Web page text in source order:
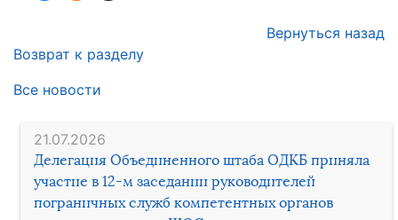
21.07.2026
Делегация Объединенного штаба ОДКБ приняла
участие в 12-м заседании руководителей
пограничных служб компетентных органов
Вернуться назад
Возврат к разделу
Все новости